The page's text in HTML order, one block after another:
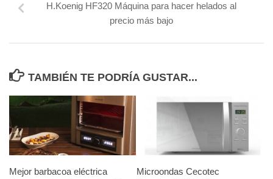
H.Koenig HF320 Máquina para hacer helados al
precio más bajo
TAMBIÉN TE PODRÍA GUSTAR...
Mejor barbacoa eléctrica
Microondas Cecotec